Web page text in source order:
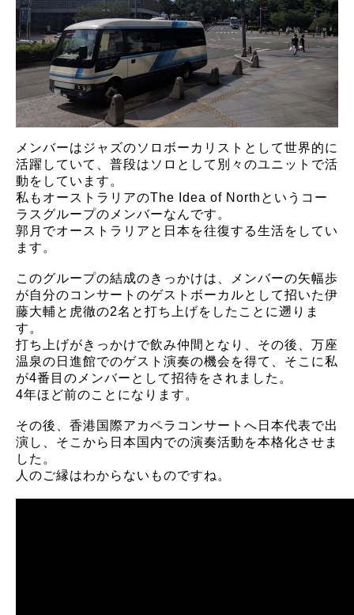
メンバーはジャズのソロボーカリストとして世界的に
活躍していて、普段はソロとして別々のユニットで活
動をしています。
私もオーストラリアのThe Idea of Northというコー
ラスグループのメンバーなんです。
郭月でオーストラリアと日本を往復する生活をしてい
ます。
このグループの結成のきっかけは、メンバーの矢幅歩
が自分のコンサートのゲストボーカルとして招いた伊
藤大輔と虎徹の2名と打ち上げをしたことに遡りま
す。
打ち上げがきっかけで飲み仲間となり、その後、万座
温泉の日進館でのゲスト演奏の機会を得て、そこに私
が4番目のメンバーとして招待をされました。
4年ほど前のことになります。
その後、香港国際アカペラコンサートへ日本代表で出
演し、そこから日本国内での演奏活動を本格化させま
した。
人のご縁はわからないものですね。